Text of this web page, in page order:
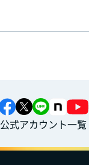
公式アカウント一覧